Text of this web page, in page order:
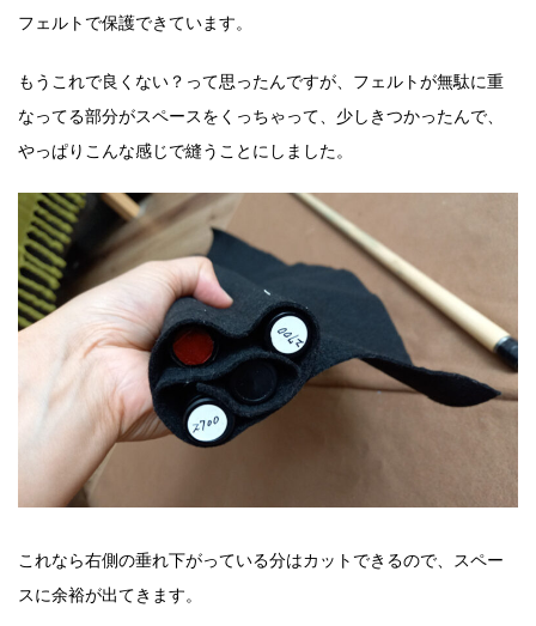
フェルトで保護できています。
もうこれで良くない？って思ったんですが、フェルトが無駄に重
なってる部分がスペースをくっちゃって、少しきつかったんで、
やっぱりこんな感じで縫うことにしました。
これなら右側の垂れ下がっている分はカットできるので、スペー
スに余裕が出てきます。